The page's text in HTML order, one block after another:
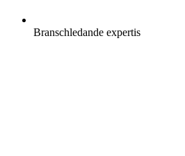
Branschledande expertis